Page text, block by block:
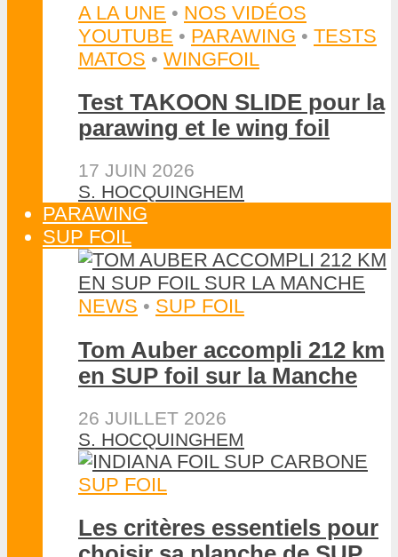
A LA UNE • NOS VIDÉOS
YOUTUBE • PARAWING • TESTS
MATOS • WINGFOIL
Test TAKOON SLIDE pour la
parawing et le wing foil
17 JUIN 2026
S. HOCQUINGHEM
PARAWING
SUP FOIL
NEWS • SUP FOIL
Tom Auber accompli 212 km
en SUP foil sur la Manche
26 JUILLET 2026
S. HOCQUINGHEM
SUP FOIL
Les critères essentiels pour